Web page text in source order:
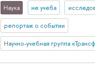
Наука не учеба
репортаж о событии
Научно-учебная группа